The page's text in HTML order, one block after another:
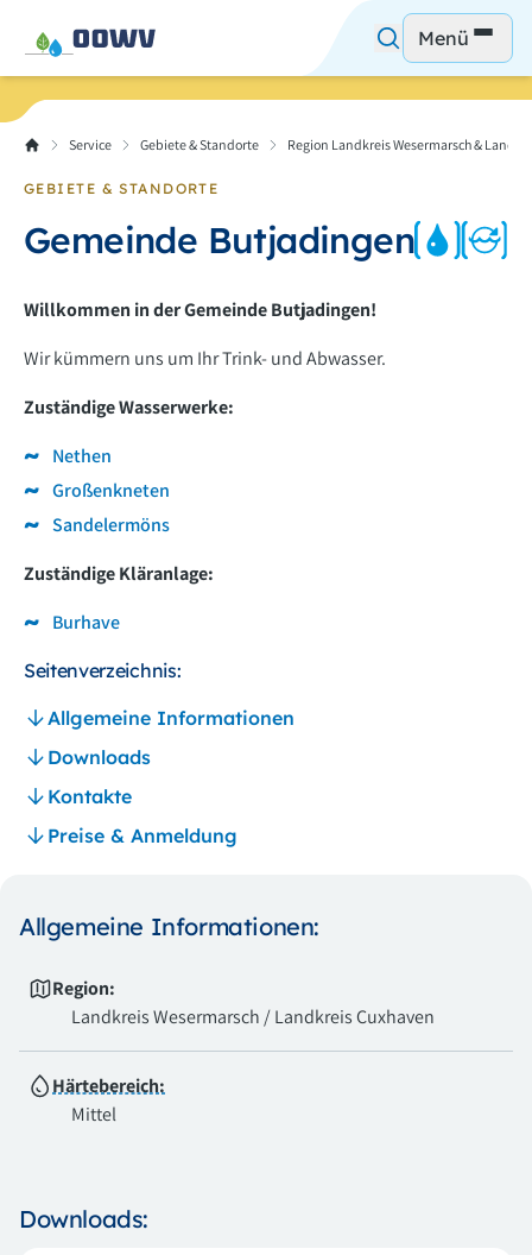
Menü
Service Gebiete & Standorte Region Landkreis Wesermarsch &
GEBIETE & STANDORTE
Gemeinde Butjadingen
Willkommen in der Gemeinde Butjadingen!
Wir kümmern uns um Ihr Trink- und Abwasser.
Zuständige Wasserwerke:
Nethen
Großenkneten
Sandelermöns
Zuständige Kläranlage:
Burhave
Seitenverzeichnis:
Allgemeine Informationen
Downloads
Kontakte
Preise & Anmeldung
Allgemeine Informationen:
Region:
Landkreis Wesermarsch / Landkreis Cuxhaven
Härtebereich:
Mittel
Downloads: